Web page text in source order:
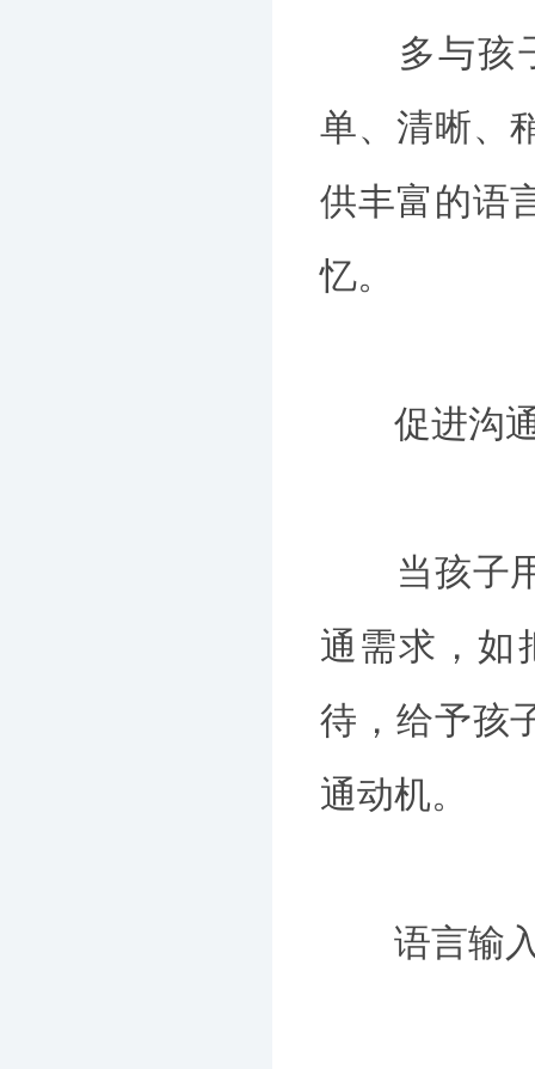
多与孩子
单、清晰、
供丰富的语
忆。
促进沟通
当孩子用
通需求，如
待，给予孩
通动机。
语言输入